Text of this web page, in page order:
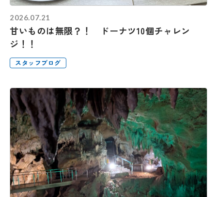
2026.07.21
甘いものは無限？！ ドーナツ10個チャレン
ジ！！
スタッフブログ